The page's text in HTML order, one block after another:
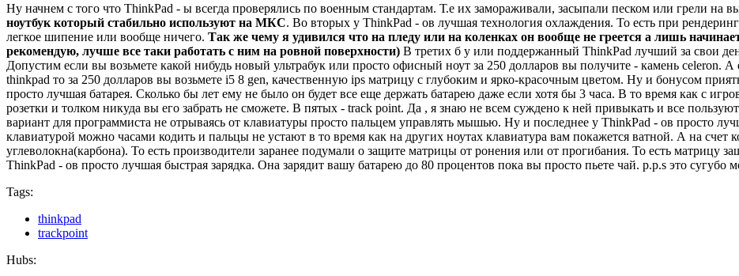
Ну начнем с того что ThinkPad - ы всегда проверялись по военным стандартам. Т.е их замораживали, засыпали песком или грели на
ноутбук который стабильно используют на МКС. Во вторых у ThinkPad - ов лучшая технология охлаждения. То есть при
легкое шипение или вообще ничего. Так же чему я удивился что на пледу или на коленках он вообще не греется а лишь
рекомендую, лучше все таки работать с ним на ровной поверхности) В третих б у или поддержанный ThinkPad лучший за свои
Допустим если вы возьмете какой нибудь новый ультрабук или просто офисный ноут за 250 долларов вы получите - камень
thinkpad то за 250 долларов вы возьмете i5 8 gen, качественную ips матрицу с глубоким и ярко-красочным цветом. Ну и бонусом
просто лучшая батарея. Сколько бы лет ему не было он будет все еще держать батарею даже если хотя бы 3 часа. В то время как с
розетки и толком никуда вы его забрать не сможете. В пятых - track point. Да , я знаю не всем суждено к ней привыкать и все
вариант для программиста не отрываясь от клавиатуры просто пальцем управлять мышью. Ну и последнее у ThinkPad - ов просто
клавиатурой можно часами кодить и пальцы не устают в то время как на других ноутах клавиатура вам покажется ватной. А на счет
углеволокна(карбона). То есть производители заранее подумали о защите матрицы от ронения или от прогибания. То есть матрицу
ThinkPad - ов просто лучшая быстрая зарядка. Она зарядит вашу батарею до 80 процентов пока вы просто пьете чай. p.p.s это
Tags:
thinkpad
trackpoint
Hubs: